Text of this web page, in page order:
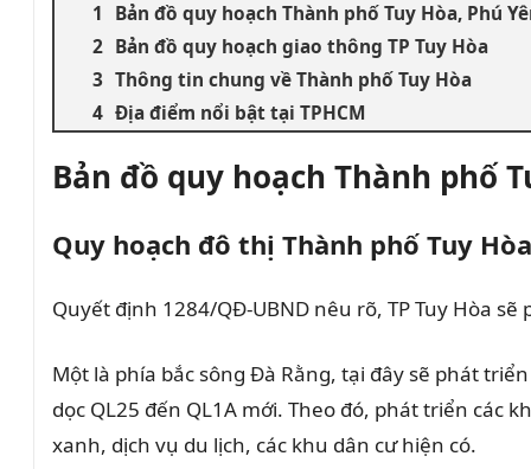
Bản đồ quy hoạch Thành phố Tuy Hòa, Phú
Bản đồ quy hoạch giao thông TP Tuy Hòa
Thông tin chung về Thành phố Tuy Hòa
Địa điểm nổi bật tại TPHCM
Bản đồ quy hoạch Thành phố
Quy hoạch đô thị Thành phố Tuy Hòa
Quyết định 1284/QĐ-UBND nêu rõ, TP Tuy Hòa
Một là phía bắc sông Đà Rằng, tại đây sẽ phát
dọc QL25 đến QL1A mới. Theo đó, phát triển
xanh, dịch vụ du lịch, các khu dân cư hiện có.